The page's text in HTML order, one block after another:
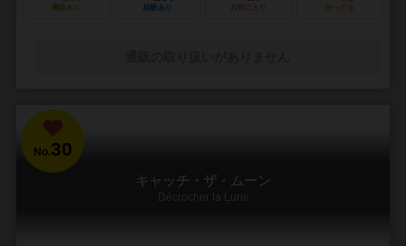
興味あり 経験あり お気に入り 持ってる
No.30
キャッチ・ザ・ムーン
Décrocher la Lune